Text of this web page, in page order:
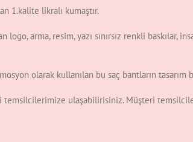
1.kalite likralı kumaştır.
logo, arma, resim, yazı sınırsız renkli baskılar,
olarak kullanılan bu saç bantların tasarım
ulaşabilirisiniz. Müşteri